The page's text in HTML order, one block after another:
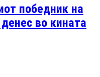
победник на
во кината